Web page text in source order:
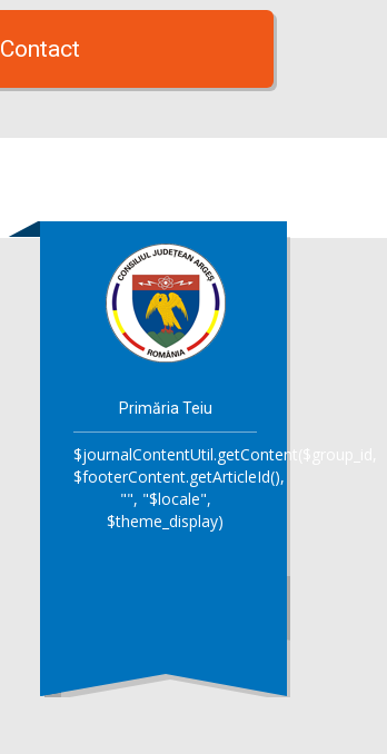
Contact
Primăria Teiu
$journalContentUtil.getContent($group_id,
$footerContent.getArticleId(),
"", "$locale",
$theme_display)